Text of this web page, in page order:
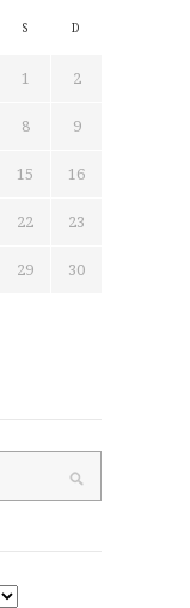
S D
1 2
8 9
15 16
22 23
29 30